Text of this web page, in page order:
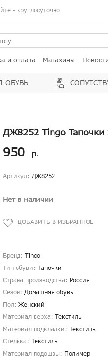
- круглосуточно
и оплата Магазины Новости
ОБУВЬ
ДЖ8252 Tingo Тапочки
950 р.
Артикул: ДЖ8252
Нет в наличии
Бренд: Tingo
Тип обуви: Тапочки
Страна производства: Россия
Сезон: Домашняя обувь
Пол: Женский
Материал верха: Текстиль
Материал подкладки: Текстиль
Стелька: Текстиль
Материал подошвы: Полимер